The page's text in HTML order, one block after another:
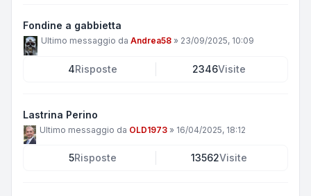
Fondine a gabbietta
Ultimo messaggio da Andrea58 » 23/09/2025, 10:09
4Risposte 2346Visite
Lastrina Perino
Ultimo messaggio da OLD1973 » 16/04/2025, 18:12
5Risposte 13562Visite